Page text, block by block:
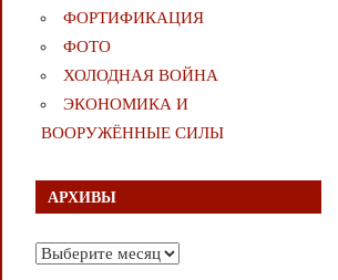
ФОРТИФИКАЦИЯ
ФОТО
ХОЛОДНАЯ ВОЙНА
ЭКОНОМИКА И
ВООРУЖЁННЫЕ СИЛЫ
АРХИВЫ
Архивы